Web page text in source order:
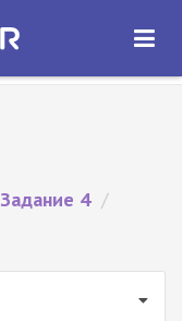
ОТКРЫТЬ
Задание 4 /